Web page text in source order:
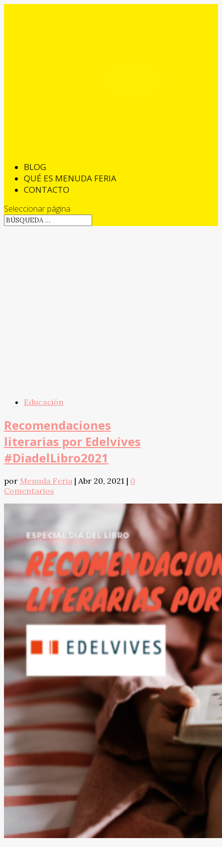
BLOG
QUÉ ES MENUDA FERIA
CONTACTO
Seleccionar página
Educación
Recomendaciones
literarias por Edelvives
#DiadelLibro2021
por Menuda Feria | Abr 20, 2021 | 0
Comentarios